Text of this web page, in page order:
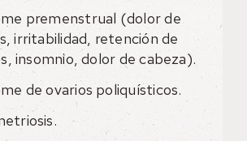
premenstrual (dolor de
irritabilidad, retención de
insomnio, dolor de cabeza).
de ovarios poliquísticos.